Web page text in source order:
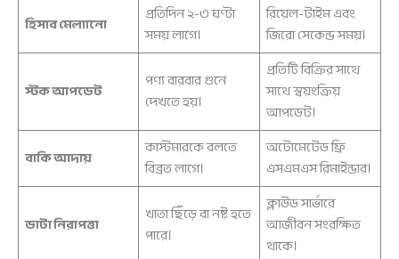
হিসাব মেলাানো
প্রতিদিন ২-৩ ঘণ্টা
সময় লাগে।
রিয়েল-টাইম এবং
জিরো সেকেন্ড সময়।
স্টক আপডেট
পণ্য বারবার গুনে
দেখতে হয়।
প্রতিটি বিক্রির সাথে
সাথে স্বয়ংক্রিয়
আপডেট।
বাকি আদায়
কাস্টমারকে বলতে
বিব্রত লাগে।
অটোমেটেড ফ্রি
এসএমএস রিমাইন্ডার।
ডাটা নিরাপত্তা
খাতা ছিঁড়ে বা নষ্ট হতে
পারে।
ক্লাউড সার্ভারে
আজীবন সংরক্ষিত
থাকে।